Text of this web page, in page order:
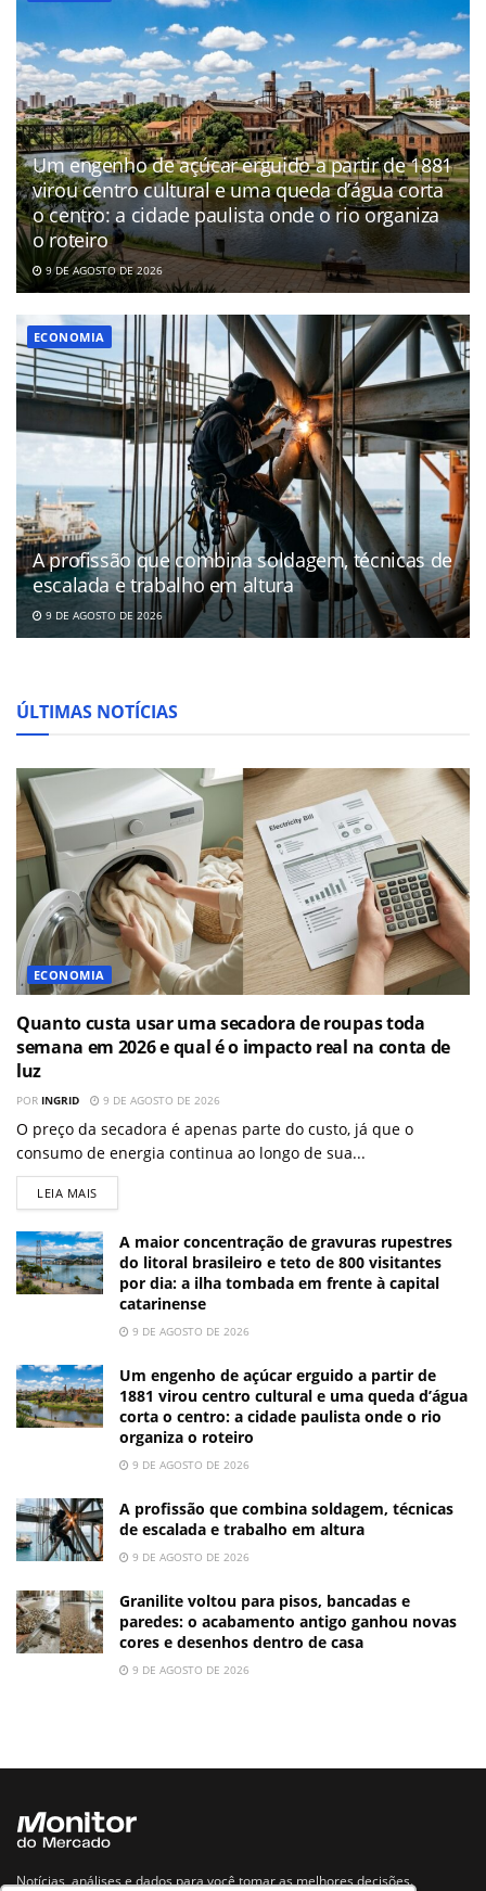
Um engenho de açúcar erguido a partir de 1881
virou centro cultural e uma queda d’água corta
o centro: a cidade paulista onde o rio organiza
o roteiro
9 DE AGOSTO DE 2026
ECONOMIA
A profissão que combina soldagem, técnicas de
escalada e trabalho em altura
9 DE AGOSTO DE 2026
ÚLTIMAS NOTÍCIAS
ECONOMIA
Quanto custa usar uma secadora de roupas toda
semana em 2026 e qual é o impacto real na conta de
luz
POR INGRID 9 DE AGOSTO DE 2026
O preço da secadora é apenas parte do custo, já que o
consumo de energia continua ao longo de sua...
LEIA MAIS
A maior concentração de gravuras rupestres
do litoral brasileiro e teto de 800 visitantes
por dia: a ilha tombada em frente à capital
catarinense
9 DE AGOSTO DE 2026
Um engenho de açúcar erguido a partir de
1881 virou centro cultural e uma queda d’água
corta o centro: a cidade paulista onde o rio
organiza o roteiro
9 DE AGOSTO DE 2026
A profissão que combina soldagem, técnicas
de escalada e trabalho em altura
9 DE AGOSTO DE 2026
Granilite voltou para pisos, bancadas e
paredes: o acabamento antigo ganhou novas
cores e desenhos dentro de casa
9 DE AGOSTO DE 2026
Notícias, análises e dados para você tomar as melhores decisões.